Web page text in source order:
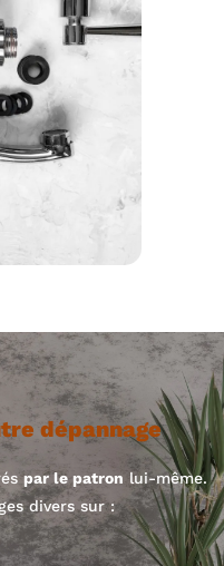
dépannage
par le patron lui-même.
divers sur :